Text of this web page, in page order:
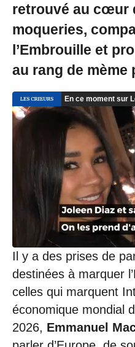
retrouvé au cœur
moqueries,
l’Embrouille et
au rang de mème
Il y a des prises de
destinées à marquer
celles qui marquent
économique mondial
2026, Emmanuel